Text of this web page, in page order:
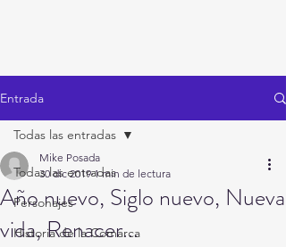
Entrada
Todas las entradas
Personajes
Historia de la Comarca
Todas las entradas
Año nuevo, Siglo nuevo, Nueva
vida, Renacer...
Mike Posada
30 dic 2019 1 min de lectura